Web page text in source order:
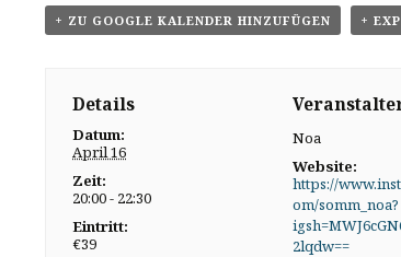
+ ZU GOOGLE KALENDER HINZUFÜGEN +
Details
Datum:
April 16
Zeit:
20:00 - 22:30
Eintritt:
€39
Noa
Website:
https://
om/somm_noa?
2lqdw==